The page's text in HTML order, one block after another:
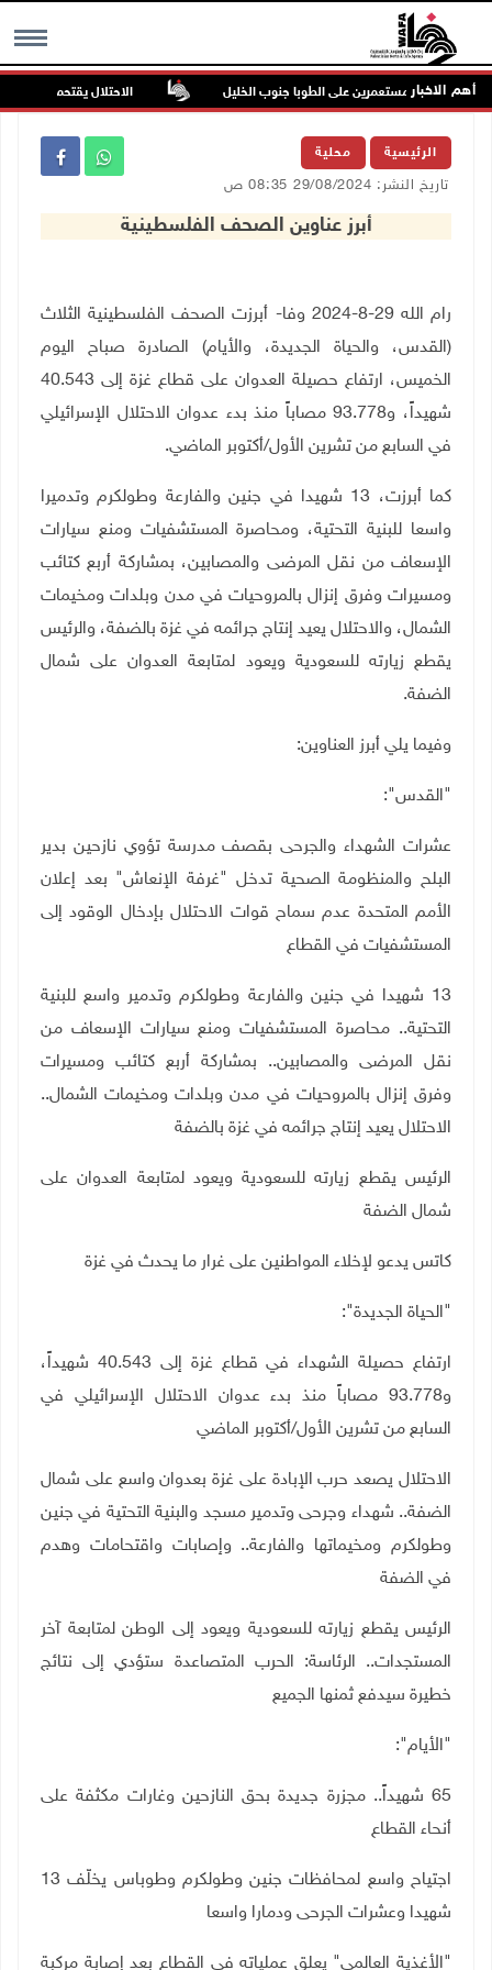
MENU أهم الاخبار
هجوم للمستعمرين على الطوبا جنوب الخليل الاحتلال يقتحم عورتا جنوب
الرئيسية محلية
تاريخ النشر: 29/08/2024 08:35 ص
أبرز عناوين الصحف الفلسطينية
رام الله 29-8-2024 وفا- أبرزت الصحف الفلسطينية الثلاث
(القدس، والحياة الجديدة، والأيام) الصادرة صباح اليوم
الخميس، ارتفاع حصيلة العدوان على قطاع غزة إلى 40.543
شهيداً، و93.778 مصاباً منذ بدء عدوان الاحتلال الإسرائيلي
في السابع من تشرين الأول/أكتوبر الماضي.
كما أبرزت، 13
شهيدا في جنين والفارعة وطولكرم وتدميرا
واسعا للبنية التحتية، ومحاصرة المستشفيات ومنع سيارات
الإسعاف من نقل المرضى والمصابين، بمشاركة أربع كتائب
ومسيرات وفرق إنزال بالمروحيات في مدن وبلدات ومخيمات
الشمال، والاحتلال يعيد إنتاج جرائمه في غزة بالضفة، والرئيس
يقطع زيارته للسعودية ويعود لمتابعة العدوان على شمال
الضفة.
وفيما يلي أبرز العناوين:
"القدس":
عشرات الشهداء والجرحى بقصف مدرسة تؤوي نازحين بدير
البلح والمنظومة الصحية تدخل "غرفة الإنعاش" بعد إعلان
الأمم المتحدة عدم سماح قوات الاحتلال بإدخال الوقود إلى
المستشفيات في القطاع
13 شهيدا في جنين والفارعة وطولكرم وتدمير واسع للبنية
التحتية.. محاصرة المستشفيات ومنع سيارات الإسعاف من
نقل المرضى والمصابين.. بمشاركة أربع كتائب ومسيرات
وفرق إنزال بالمروحيات في مدن وبلدات ومخيمات الشمال..
الاحتلال يعيد إنتاج جرائمه في غزة بالضفة
الرئيس يقطع زيارته للسعودية ويعود لمتابعة العدوان على
شمال الضفة
كاتس يدعو لإخلاء المواطنين على غرار ما يحدث في غزة
"الحياة الجديدة":
ارتفاع حصيلة الشهداء في قطاع غزة إلى 40.543 شهيداً،
و93.778 مصاباً منذ بدء عدوان الاحتلال الإسرائيلي في
السابع من تشرين الأول/أكتوبر الماضي
الاحتلال يصعد حرب الإبادة على غزة بعدوان واسع على شمال
الضفة.. شهداء وجرحى وتدمير مسجد والبنية التحتية في جنين
وطولكرم ومخيماتها والفارعة.. وإصابات واقتحامات وهدم
في الضفة
الرئيس يقطع زيارته للسعودية ويعود إلى الوطن لمتابعة آخر
المستجدات.. الرئاسة: الحرب المتصاعدة ستؤدي إلى نتائج
خطيرة سيدفع ثمنها الجميع
"الأيام":
65 شهيداً.. مجزرة جديدة بحق النازحين وغارات مكثفة على
أنحاء القطاع
اجتياح واسع لمحافظات جنين وطولكرم وطوباس يخلّف 13
شهيدا وعشرات الجرحى ودمارا واسعا
"الأغذية العالمي" يعلق عملياته في القطاع بعد إصابة مركبة